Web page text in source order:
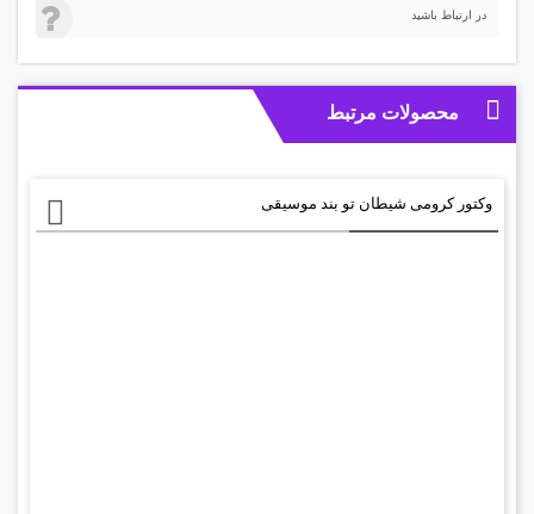
در ارتباط باشید
محصولات مرتبط
وکتور کرومی شیطان تو بند موسیقی